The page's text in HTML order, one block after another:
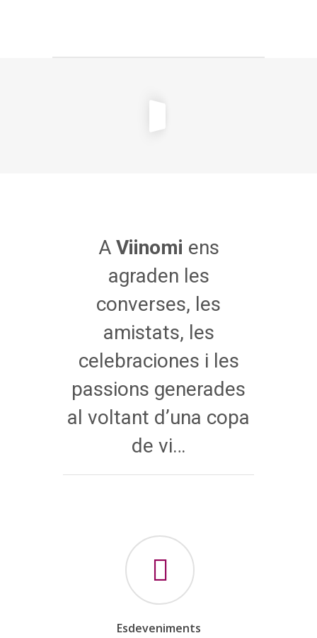
A Viinomi ens
agraden les
converses, les
amistats, les
celebraciones i les
passions generades
al voltant d’una copa
de vi…
Esdeveniments